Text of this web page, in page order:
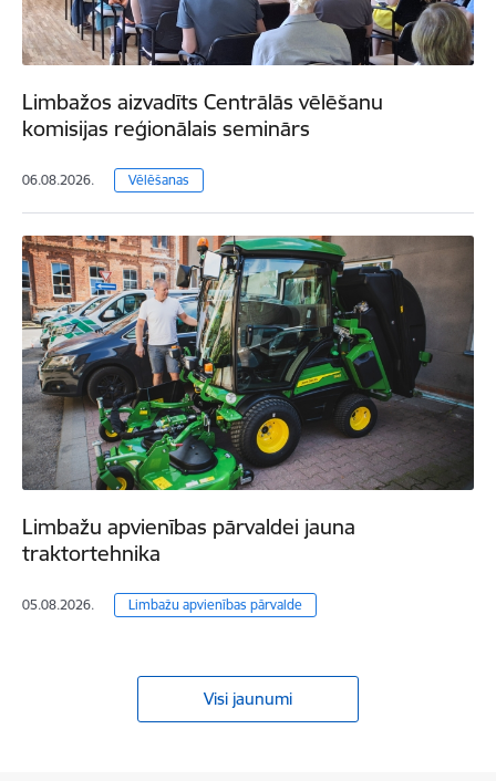
Limbažos aizvadīts Centrālās vēlēšanu
komisijas reģionālais seminārs
06.08.2026. Vēlēšanas
Limbažu apvienības pārvaldei jauna
traktortehnika
05.08.2026. Limbažu apvienības pārvalde
Visi jaunumi